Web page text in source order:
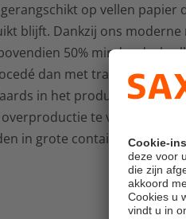
op vellen papier
blijft. Dankzij ons moderne
50% minder
dan met traditionele
in het productieproces
te vermijden.
in grote containers